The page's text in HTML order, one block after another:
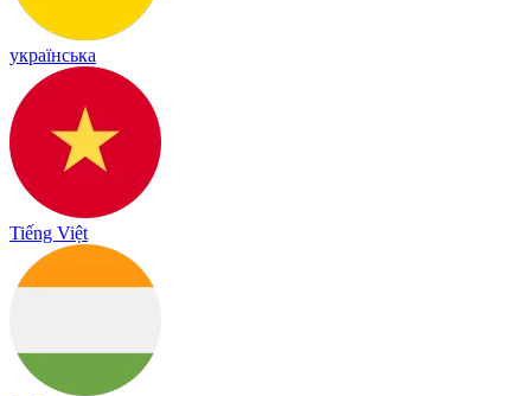
українська
Tiếng Việt